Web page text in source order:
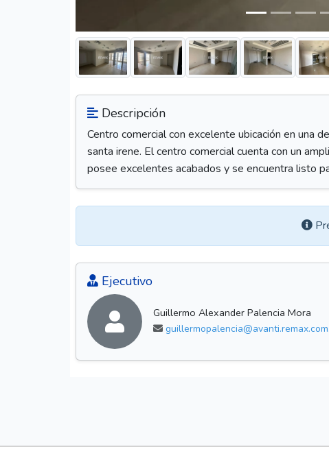
Descripción
Centro comercial con excelente ubicación en una
santa irene. El centro comercial cuenta con un
posee excelentes acabados y se encuentra listo
Ejecutivo
Guillermo Alexander Palencia Mora